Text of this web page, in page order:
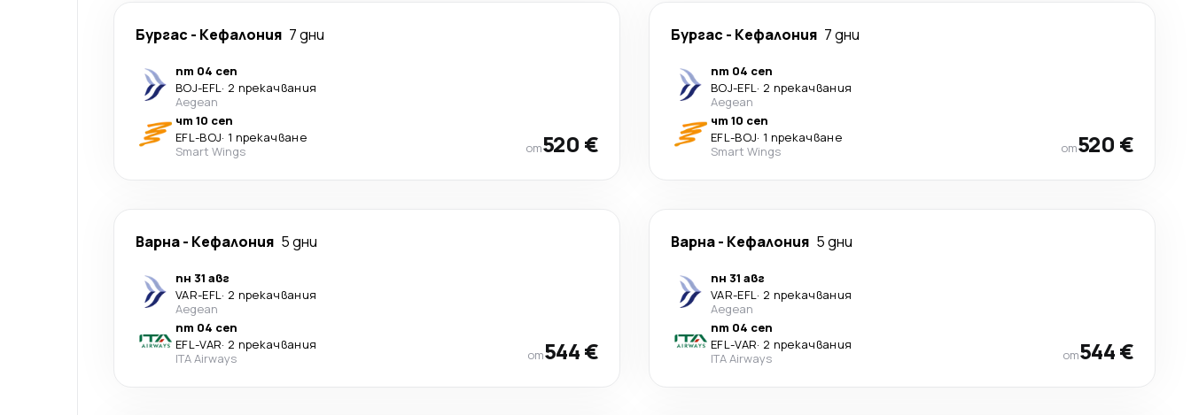
Бургас - Кефалония 7 дни
пт 04 сеп
BOJ-EFL· 2 прекачвания
Aegean
чт 10 сеп
EFL-BOJ· 1 прекачване
Smart Wings
от520 €
Бургас - Кефалония 7 дни
пт 04 сеп
BOJ-EFL· 2 прекачвания
Aegean
чт 10 сеп
EFL-BOJ· 1 прекачване
Smart Wings
от520 €
Варна- Кефалония 5 дни
пн 31 авг
VAR-EFL· 2 прекачвания
Aegean
пт 04 сеп
EFL-VAR· 2 прекачвания
ITA Airways
от544 €
Варна- Кефалония 5 дни
пн 31 авг
VAR-EFL· 2 прекачвания
Aegean
пт 04 сеп
EFL-VAR· 2 прекачвания
ITA Airways
от544 €